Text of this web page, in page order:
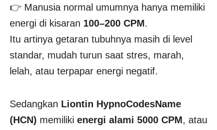
👉 Manusia normal umumnya hanya memiliki
energi di kisaran 100–200 CPM.
Itu artinya getaran tubuhnya masih di level
standar, mudah turun saat stres, marah,
lelah, atau terpapar energi negatif.
Sedangkan Liontin HypnoCodesName
(HCN) memiliki energi alami 5000 CPM, atau